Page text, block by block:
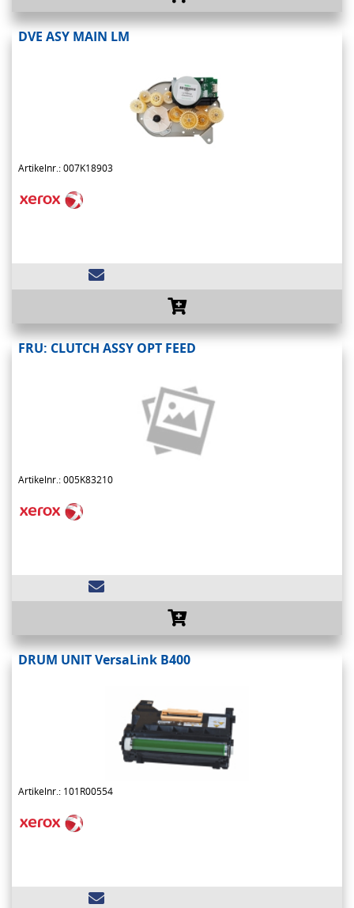
DVE ASY MAIN LM
Artikelnr.: 007K18903
FRU: CLUTCH ASSY OPT FEED
Artikelnr.: 005K83210
DRUM UNIT VersaLink B400
Artikelnr.: 101R00554